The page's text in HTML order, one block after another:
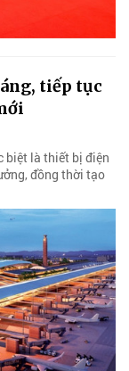
tiếp tục
biệt là thiết bị điện
đồng thời tạo